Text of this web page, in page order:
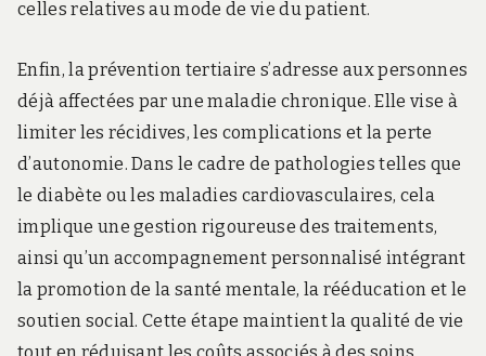
celles relatives au mode de vie du patient.
Enfin, la prévention tertiaire s’adresse aux personnes
déjà affectées par une maladie chronique. Elle vise à
limiter les récidives, les complications et la perte
d’autonomie. Dans le cadre de pathologies telles que
le diabète ou les maladies cardiovasculaires, cela
implique une gestion rigoureuse des traitements,
ainsi qu’un accompagnement personnalisé intégrant
la promotion de la santé mentale, la rééducation et le
soutien social. Cette étape maintient la qualité de vie